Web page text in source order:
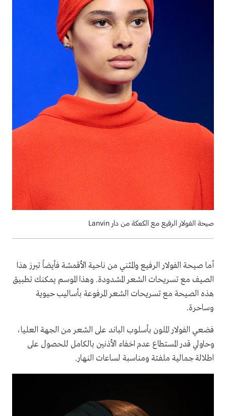
صيحة الفولار الرفيع مع الكعكة من دار Lanvin
أما صيحة الفولار الرفيع والمثني من ناحية الأقمشة فأيضاً تبرز هذا
الصيف مع تسريحات الشعر المشدودة. وهذا الموسم يمكنك تطبيق
هذه الصيحة مع تسريحات الشعر المرفوعة بأساليب حيوية
وساحرة.
فضعي الفولار الملون بأسلوب الباند على الشعر من الجهة العليا،
وحاولي قدر المستطاع عدم اخفاء الأذنين بالكامل للحصول على
اطلالة جمالية ملفتة ومناسبة لساعات النهار.